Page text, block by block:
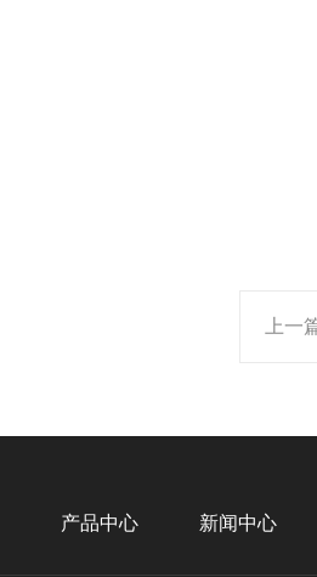
上一
产品中心 新闻中心